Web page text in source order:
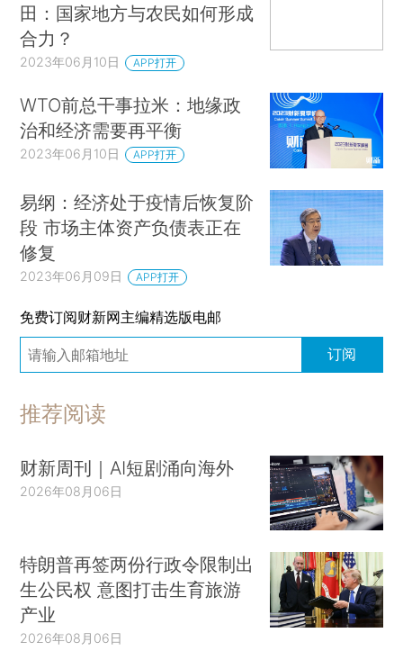
田：国家地方与农民如何形成
合力？
2023年06月10日 APP打开
WTO前总干事拉米：地缘政
治和经济需要再平衡
2023年06月10日 APP打开
易纲：经济处于疫情后恢复阶
段 市场主体资产负债表正在
修复
2023年06月09日 APP打开
免费订阅财新网主编精选版电邮
订阅
推荐阅读
财新周刊｜AI短剧涌向海外
2026年08月06日
特朗普再签两份行政令限制出
生公民权 意图打击生育旅游
产业
2026年08月06日